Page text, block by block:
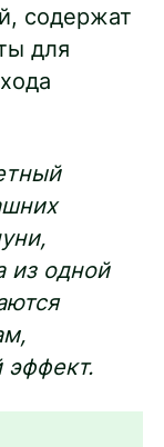
содержат
для
из одной
эффект.